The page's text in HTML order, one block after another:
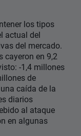
los tipos
actual del
del mercado.
cayeron en 9,2
-1,4 millones
de
caída de la
diarios
al ataque
en algunas